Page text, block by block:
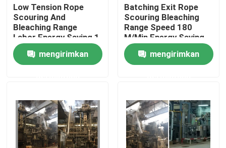
Rumah
Tentang kami
Low Tension Rope
Scouring And
Bleaching Range
Labor Energy Saving 1
Year Warranty
mengirimkan
Batching Exit Rope
Scouring Bleaching
Range Speed 180
M/Min Energy Saving
mengirimkan